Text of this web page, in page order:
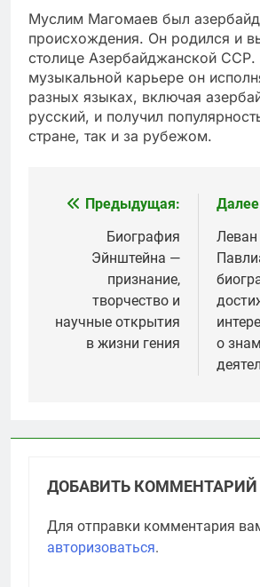
Муслим Магомаев был
происхождения. Он родился и
столице Азербайджанской ССР.
музыкальной карьере он
разных языках, включая
русский, и получил
стране, так и за рубежом.
Навигация
записям
Предыдущая:
Биография
Эйнштейна —
признание,
творчество и
научные открытия
в жизни гения
Леван
о
ДОБАВИТЬ КОММЕНТАРИЙ
Для отправки комментария
авторизоваться.